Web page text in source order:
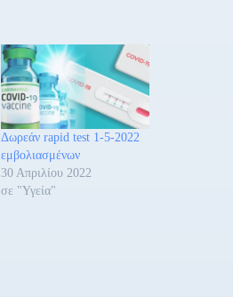
Δωρεάν rapid test 1-5-2022
εμβολιασμένων
30 Απριλίου 2022
σε "Υγεία"